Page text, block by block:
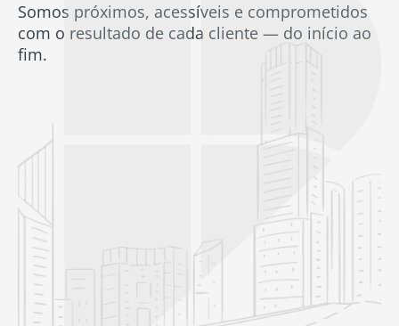
Somos próximos, acessíveis e comprometidos
com o resultado de cada cliente — do início ao
fim.